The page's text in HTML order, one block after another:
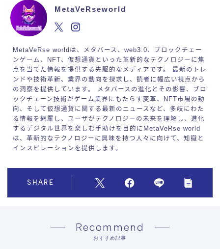
MetaVeRseworld
MetaVeRse worldは、メタバース、web3.0、ブロックチェー
ンゲーム、NFT、仮想通貨といった革新的なテクノロジーに焦
点を当てた情報を提供する先駆的なメディアです。 最新のトレ
ンドや技術革新、業界の動向を探求し、読者に幅広い視点から
の洞察を提供しています。 メタバースの進化とその影響、ブロ
ックチェーン技術がゲーム業界にもたらす変革、NFT市場の動
向、そして仮想通貨に関する最新のニュースなど、多岐にわた
る情報を網羅し、ユーザがテクノロジーの未来を理解し、進化
するデジタル世界を楽しむ手助けを目的にMetaVeRse world
は、革新的なテクノロジーに興味を持つ人々に向けて、知識と
インスピレーションを提供します。
SHARE
Recommend
おすすめ記事